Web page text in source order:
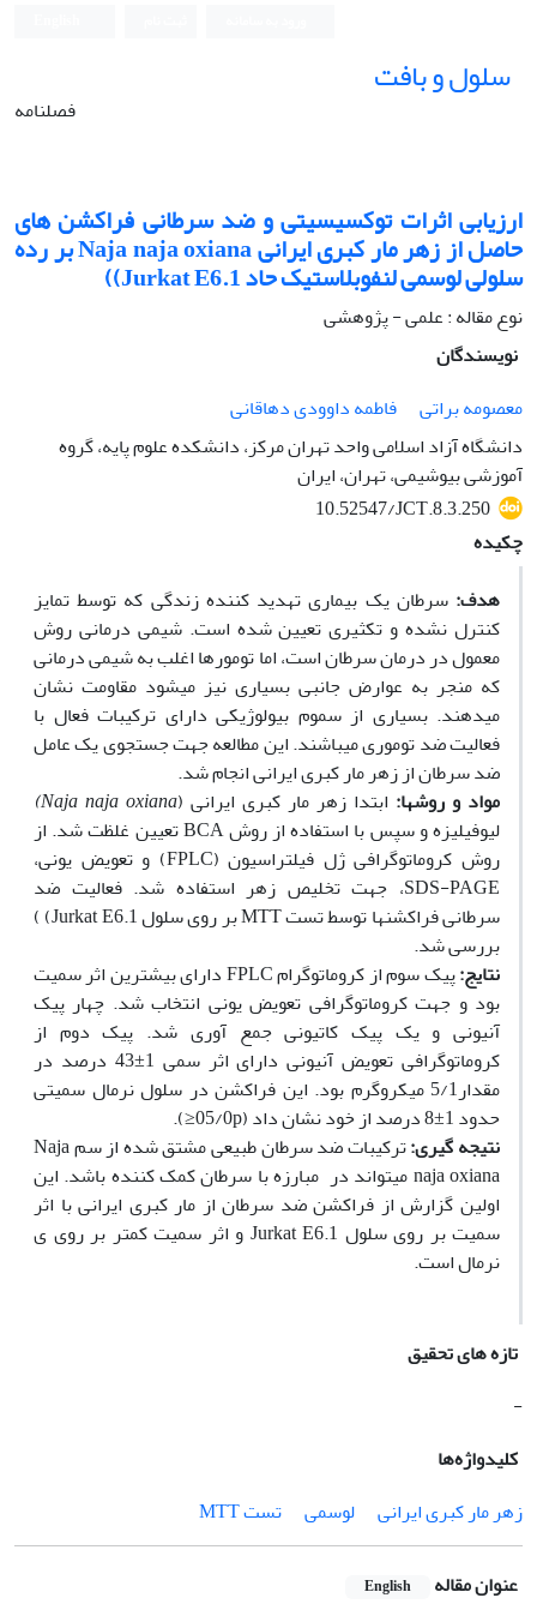
سلول و بافت
فصلنامه
ارزیابی اثرات توکسیسیتی و ضد سرطانی فراکشن های
حاصل از زهر مار کبری ایرانی Naja naja oxiana بر رده
سلولی لوسمی لنفوبلاستیک حاد Jurkat E6.1))
نوع مقاله : علمی - پژوهشی
نویسندگان
معصومه براتی
فاطمه داوودی دهاقانی
دانشگاه آزاد اسلامی واحد تهران مرکز، دانشکده علوم پایه، گروه
آموزشی بیوشیمی، تهران، ایران
10.52547/JCT.8.3.250
چکیده
هدف: سرطان یک بیماری تهدید کننده زندگی که توسط تمایز
کنترل نشده و تکثیر‫ی تعیین شده است. شیمی درمانی روش
معمول در درمان سرطان است، اما تومورها اغلب به شیمی درمانی
که منجر به عوارض جانبی بسیاری نیز می‫شود مقاومت نشان
می‫دهند. بسیاری از سموم بیولوژیکی دارای ترکیبات فعال با
فعالیت ضد توموری می‫باشند. این مطالعه جهت جستجوی یک عامل
ضد سرطان از زهر مار کبری ایرانی انجام شد.
مواد و روشها: ابتدا زهر مار کبری ایرانی (Naja naja oxiana
)
لیوفیلیزه و سپس با استفاده از روش BCA تعیین غلظت شد. از
روش کروماتوگرافی ژل فیلتراسیون (FPLC) و تعویض یونی،
SDS-PAGE، جهت تخلیص زهر استفاده شد. فعالیت ضد
سرطانی فراکشن‫ها توسط تست MTT بر روی سلول Jurkat E6.1) )
بررسی شد.
نتایج:
پیک سوم از کروماتوگرام FPLC دارای بیشترین اثر سمیت
بود و جهت کروماتوگرافی تعویض یونی انتخاب شد. چهار پیک
آنیونی و یک پیک کاتیونی جمع آوری شد. پیک دوم از
کروماتوگرافی تعویض آنیونی دارای اثر سمی 1±43 درصد در
مقدار5/1 میکروگرم بود. این فراکشن در سلول نرمال سمیتی
حدود 1±8 درصد از خود نشان داد (05/0p≤).
نتیجه گیری:
ترکیبات ضد سرطان طبیعی مشتق شده از سم Naja
naja oxiana می‫تواند در مبارزه با سرطان کمک کننده باشد. این
اولین گزارش از فراکشن ضد سرطان از مار کبری ایرانی با اثر
سمیت بر روی سلول Jurkat E6.1 و اثر سمیت کمتر بر روی ی
نرمال است.
تازه های تحقیق
-
کلیدواژه‌ها
زهر مار کبری ایرانی
لوسمی تست MTT
عنوان مقاله English